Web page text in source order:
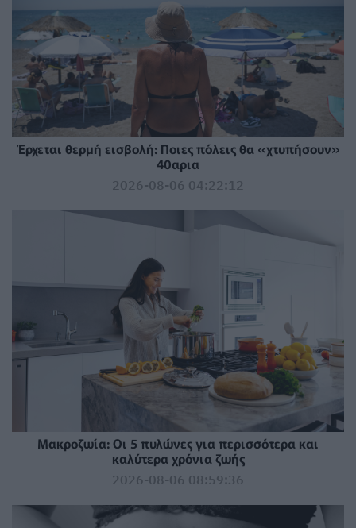
Έρχεται θερμή εισβολή: Ποιες πόλεις θα «χτυπήσουν»
40αρια
2026-08-06 04:22:12
Mακροζωία: Οι 5 πυλώνες για περισσότερα και
καλύτερα χρόνια ζωής
2026-08-06 08:59:36